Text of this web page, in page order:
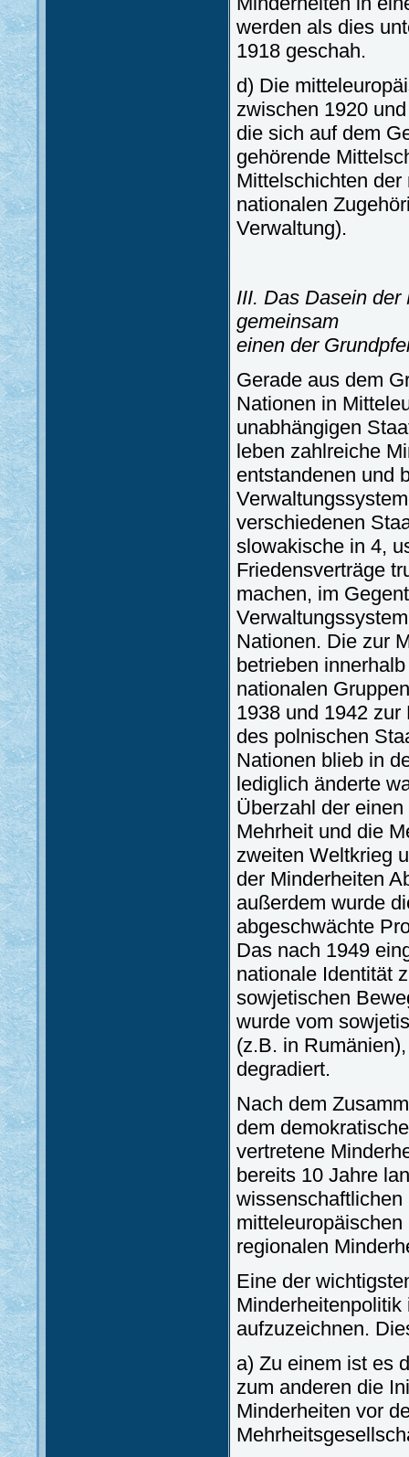
werden als dies
1918 geschah.
d) Die
zwischen 1920
die sich auf dem
gehörende
Mittelschichten
nationalen
Verwaltung).
III. Das Dasein der
gemeinsam
einen der
Gerade aus dem
Nationen in
unabhängigen
leben zahlreiche
entstandenen und
verschiedenen
slowakische in 4,
Friedensverträge
machen, im
Nationen. Die zur
betrieben
nationalen
1938 und 1942
des polnischen
Nationen blieb in
lediglich änderte
Überzahl der
Mehrheit und die
zweiten Weltkrieg
der Minderheiten
außerdem wurde
abgeschwächte
Das nach 1949
nationale Identität
sowjetischen
wurde vom
(z.B. in
degradiert.
Nach dem
dem
vertretene
bereits 10 Jahre
regionalen
Eine der
aufzuzeichnen.
a) Zu einem ist es
zum anderen die
Minderheiten vor